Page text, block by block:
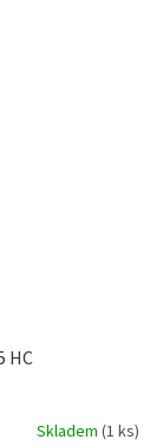
HC
Skladem (1 ks)